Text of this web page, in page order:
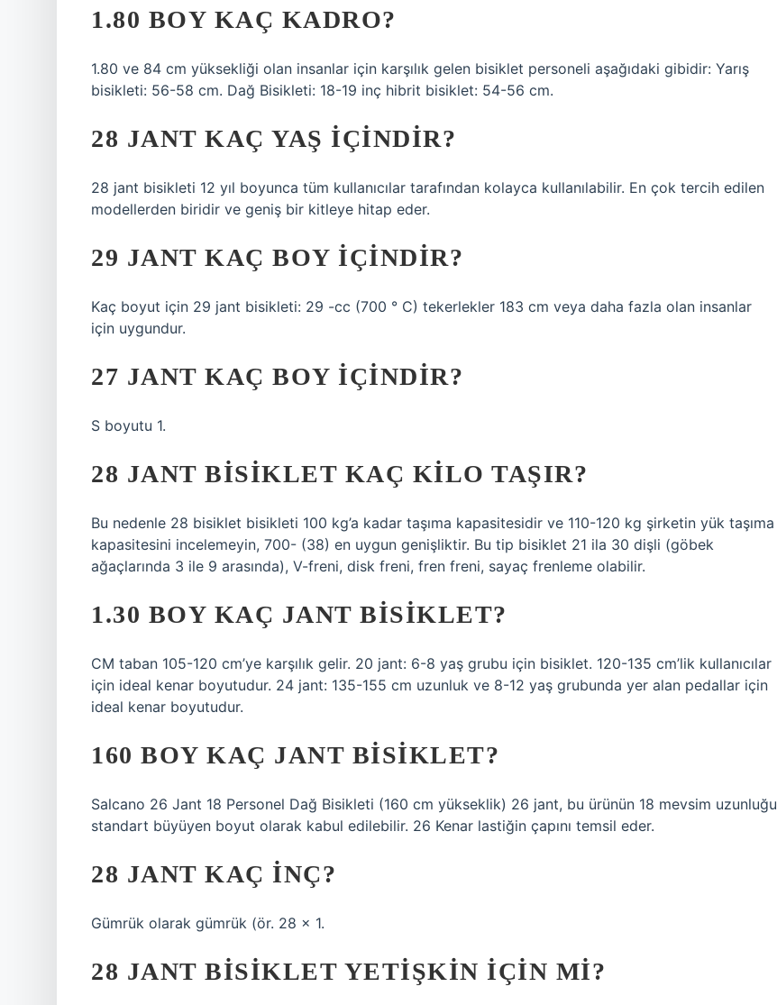
1.80 BOY KAÇ KADRO?
1.80 ve 84 cm yüksekliği olan insanlar için karşılık gelen bisiklet personeli aşağıdaki gibidir: Yarış
bisikleti: 56-58 cm. Dağ Bisikleti: 18-19 inç hibrit bisiklet: 54-56 cm.
28 JANT KAÇ YAŞ IÇINDIR?
28 jant bisikleti 12 yıl boyunca tüm kullanıcılar tarafından kolayca kullanılabilir. En çok tercih edilen
modellerden biridir ve geniş bir kitleye hitap eder.
29 JANT KAÇ BOY IÇINDIR?
Kaç boyut için 29 jant bisikleti: 29 -cc (700 ° C) tekerlekler 183 cm veya daha fazla olan insanlar
için uygundur.
27 JANT KAÇ BOY IÇINDIR?
S boyutu 1.
28 JANT BISIKLET KAÇ KILO TAŞIR?
Bu nedenle 28 bisiklet bisikleti 100 kg’a kadar taşıma kapasitesidir ve 110-120 kg şirketin yük taşıma
kapasitesini incelemeyin, 700- (38) en uygun genişliktir. Bu tip bisiklet 21 ila 30 dişli (göbek
ağaçlarında 3 ile 9 arasında), V-freni, disk freni, fren freni, sayaç frenleme olabilir.
1.30 BOY KAÇ JANT BISIKLET?
CM taban 105-120 cm’ye karşılık gelir. 20 jant: 6-8 yaş grubu için bisiklet. 120-135 cm’lik kullanıcılar
için ideal kenar boyutudur. 24 jant: 135-155 cm uzunluk ve 8-12 yaş grubunda yer alan pedallar için
ideal kenar boyutudur.
160 BOY KAÇ JANT BISIKLET?
Salcano 26 Jant 18 Personel Dağ Bisikleti (160 cm yükseklik) 26 jant, bu ürünün 18 mevsim uzunluğu
standart büyüyen boyut olarak kabul edilebilir. 26 Kenar lastiğin çapını temsil eder.
28 JANT KAÇ INÇ?
Gümrük olarak gümrük (ör. 28 x 1.
28 JANT BISIKLET YETIŞKIN IÇIN MI?